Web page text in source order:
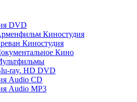
DVD
Киностудия
Киностудия
Кино
ray. HD DVD
Audio CD
Audio MP3